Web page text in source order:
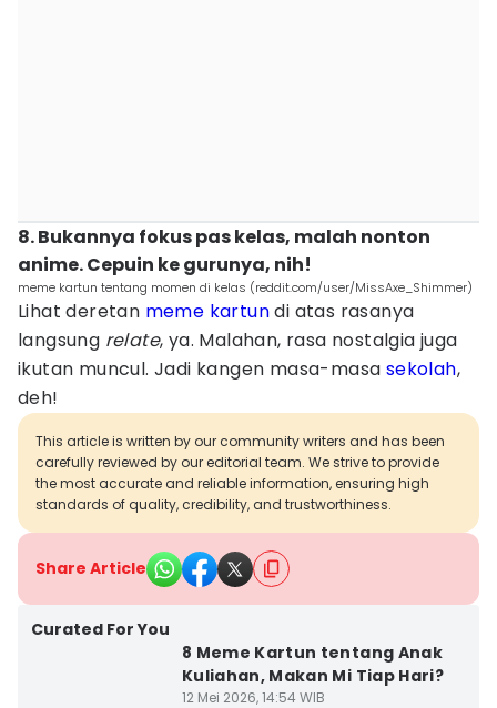
8. Bukannya fokus pas kelas, malah nonton
anime. Cepuin ke gurunya, nih!
meme kartun tentang momen di kelas (reddit.com/user/MissAxe_Shimmer)
Lihat deretan meme kartundi atas rasanya
langsung relate, ya. Malahan, rasa nostalgia juga
ikutan muncul. Jadi kangen masa-masa sekolah,
deh!
This article is written by our community writers and has been
carefully reviewed by our editorial team. We strive to provide
the most accurate and reliable information, ensuring high
standards of quality, credibility, and trustworthiness.
Share Article
Curated For You
8 Meme Kartun tentang Anak
Kuliahan, Makan Mi Tiap Hari?
12 Mei 2026, 14:54 WIB